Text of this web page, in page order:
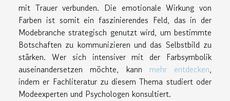
mit Trauer verbunden. Die emotionale Wirkung von
Farben ist somit ein faszinierendes Feld, das in der
Modebranche strategisch genutzt wird, um bestimmte
Botschaften zu kommunizieren und das Selbstbild zu
stärken. Wer sich intensiver mit der Farbsymbolik
auseinandersetzen möchte, kann mehr entdecken,
indem er Fachliteratur zu diesem Thema studiert oder
Modeexperten und Psychologen konsultiert.